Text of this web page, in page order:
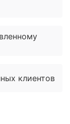
клиентов